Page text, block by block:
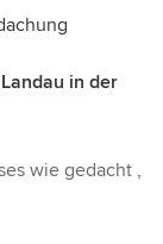
in der
wie gedacht ,